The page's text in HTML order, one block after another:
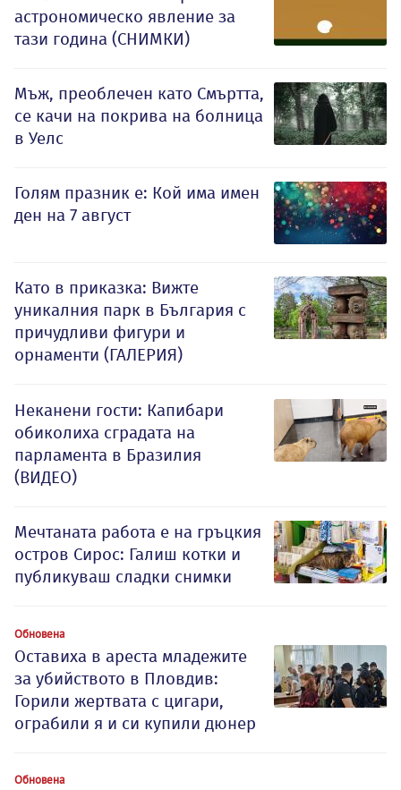
астрономическо явление за
тази година (СНИМКИ)
Мъж, преоблечен като Смъртта,
се качи на покрива на болница
в Уелс
Голям празник е: Кой има имен
ден на 7 август
Като в приказка: Вижте
уникалния парк в България с
причудливи фигури и
орнаменти (ГАЛЕРИЯ)
Неканени гости: Капибари
обиколиха сградата на
парламента в Бразилия
(ВИДЕО)
Мечтаната работа е на гръцкия
остров Сирос: Галиш котки и
публикуваш сладки снимки
Обновена
Оставиха в ареста младежите
за убийството в Пловдив:
Горили жертвата с цигари,
ограбили я и си купили дюнер
Обновена